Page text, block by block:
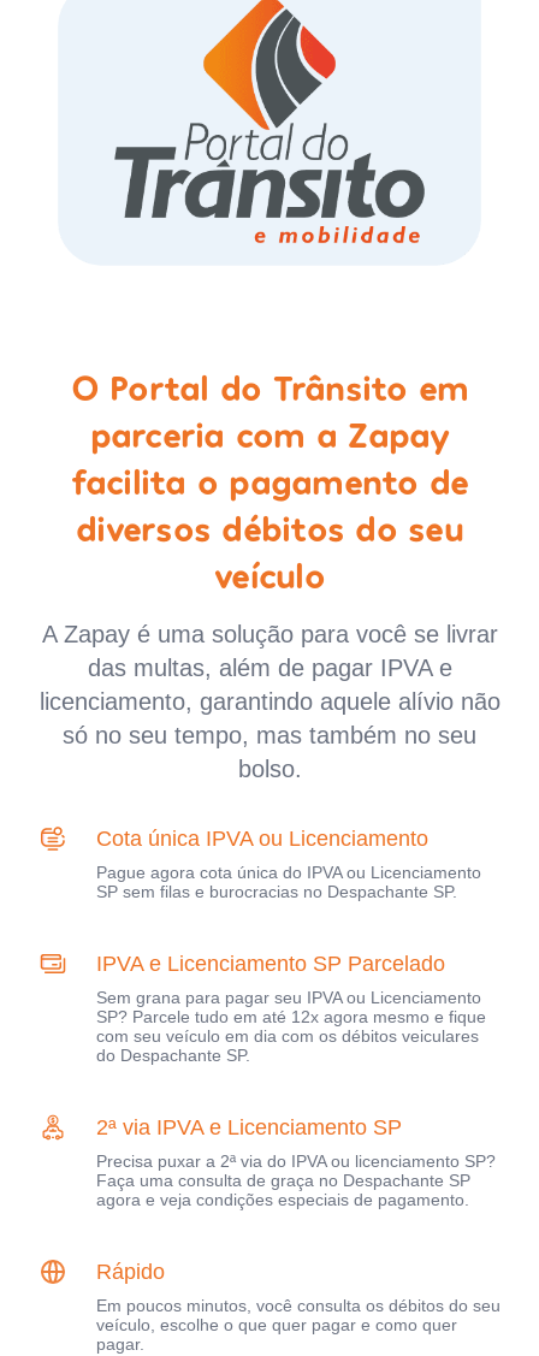
O Portal do Trânsito em
parceria com a Zapay
facilita o pagamento de
diversos débitos do seu
veículo
A Zapay é uma solução para você se livrar
das multas, além de pagar IPVA e
licenciamento, garantindo aquele alívio não
só no seu tempo, mas também no seu
bolso.
Cota única IPVA ou Licenciamento
Pague agora cota única do IPVA ou Licenciamento
SP sem filas e burocracias no Despachante SP.
IPVA e Licenciamento SP Parcelado
Sem grana para pagar seu IPVA ou Licenciamento
SP? Parcele tudo em até 12x agora mesmo e fique
com seu veículo em dia com os débitos veiculares
do Despachante SP.
2ª via IPVA e Licenciamento SP
Precisa puxar a 2ª via do IPVA ou licenciamento SP?
Faça uma consulta de graça no Despachante SP
agora e veja condições especiais de pagamento.
Rápido
Em poucos minutos, você consulta os débitos do seu
veículo, escolhe o que quer pagar e como quer
pagar.